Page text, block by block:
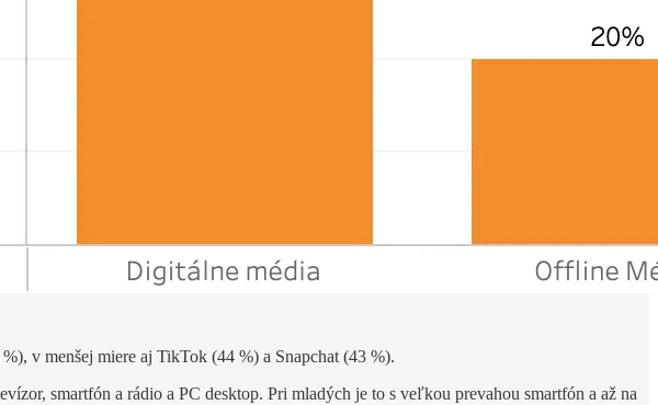
v menšej miere aj TikTok (44 %) a Snapchat (43 %).
smartfón a rádio a PC desktop. Pri mladých je to s veľkou prevahou smartfón a až na